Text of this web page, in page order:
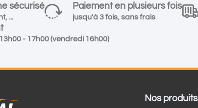
sécurisé
...
Paiement en plusieurs fois
jusqu'à 3 fois, sans frais
- 17h00 (vendredi 16h00)
Nos produits